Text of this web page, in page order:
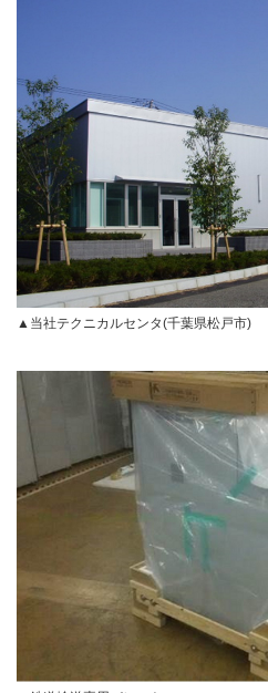
▲当社テクニカルセンタ(千葉県松戸市)